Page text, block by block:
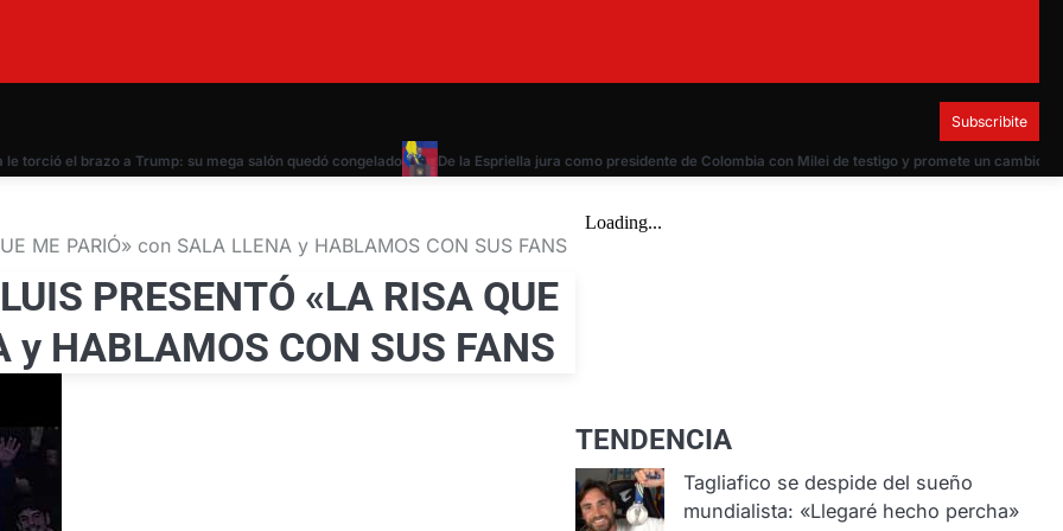
Subscribite
el brazo a Trump: su mega salón quedó congelado De la Espriella jura como presidente de Colombia con Milei de testigo y promete un cambio
ME PARIÓ» con SALA LLENA y HABLAMOS CON SUS FANS
PRESENTÓ «LA RISA QUE
HABLAMOS CON SUS FANS
TENDENCIA
Tagliafico se despide del sueño
mundialista: «Llegaré hecho percha»